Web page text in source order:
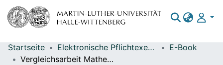
Bereiche & Sammlungen
Startseite Elektronische Pflichtexemplare
E-Book
Vergleichsarbeit Mathematik : Schuljahrgang 3 : Ergebnisse im Überblick : Schuljahr 2015/2016 / Landesinstitut für Schulqualität und Lehrerbildung Sachsen-Anhalt (LISA) ; Autorin: Sabine Schmidt